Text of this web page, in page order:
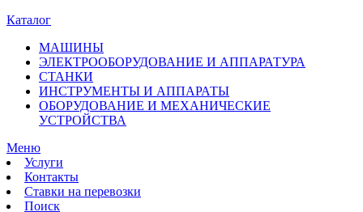
Каталог
МАШИНЫ
ЭЛЕКТРООБОРУДОВАНИЕ И АППАРАТУРА
СТАНКИ
ИНСТРУМЕНТЫ И АППАРАТЫ
ОБОРУДОВАНИЕ И МЕХАНИЧЕСКИЕ
УСТРОЙСТВА
Меню
Услуги
Контакты
Ставки на перевозки
Поиск